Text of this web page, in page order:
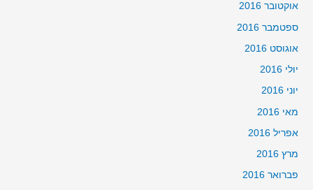
אוקטובר 2016
ספטמבר 2016
אוגוסט 2016
יולי 2016
יוני 2016
מאי 2016
אפריל 2016
מרץ 2016
פברואר 2016